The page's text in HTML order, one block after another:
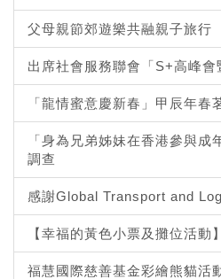
父母親節郊遊樂共融親子旅行
出席社會服務聯會「S+高峰會
「龍情蜜意慶新春」甲辰年春
「身為兄弟姊妹在香港參與成
調查
感謝Global Transport and
【幸福的黃色小票及攤位活動】
福慧國際慈善基金彩繪熊貓活